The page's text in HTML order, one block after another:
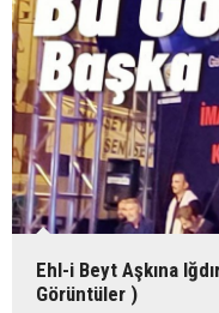
Ehl-i Beyt Aşkına
Görüntüler )